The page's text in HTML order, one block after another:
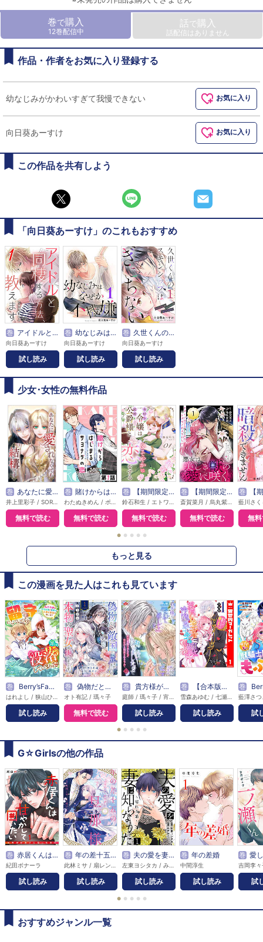
巻で購入
12巻配信中
話で購入
話配信はありません
作品・作者をお気に入り登録する
幼なじみがかわいすぎて我慢できない お気に入り
向日葵あーすけ お気に入り
この作品を共有しよう
「向日葵あーすけ」のこれもおすすめ
巻 アイドルと同棲する方法、教えます
向日葵あーすけ
試し読み
巻 幼なじみはなぜか不機嫌
向日葵あーすけ
試し読み
巻 久世くんのスキンシップはぎこちない
向日葵あーすけ
試し読み
少女･女性の無料作品
巻 あなたに愛されなくても結構です【タテヨミ】
無料で読む
巻 賭けからはじまるサヨナラの恋【単話版】
無料で読む
巻 【期間限定無料】本好き令嬢は敏腕公爵様とひそやかに恋をする
無料で読む
巻 【期間限定無料】悪女は美しき獣の愛に咲く（単話版）
無料で読む
巻 【期間限定無料
無
● ● ● ● ●
もっと見る
この漫画を見た人はこれも見ています
巻 Berry’sFantasyちょっと留守にしていたら家が没落していました 転生令嬢は前世知識と聖魔法で大事な家族を救います
試し読み
巻 偽物だと敵国に追放されましたが、どうやら本物の聖女は私のようです。
オト有記 / 瑪々子
無料で読む
巻 貴方様が「忘れてほしい」とおっしゃいましたので～婚約破棄された私が、従者から溺愛されるなんて～【合本版】
試し読み
巻 【合本版】雲隠れ王女は冷酷皇太子の腕の中～あなたに溺愛されても困ります！
試し読み
巻 Berry’sFantasy
試
● ● ● ● ●
G☆Girlsの他の作品
巻 赤居くんは甘やかして囲いたい～ヒモがピカソになったので～
紀田ボナーラ
試し読み
巻 年の差十五の旦那様～辺境伯の花嫁候補～【単行本版】
試し読み
巻 夫の愛を妻は知らなかった～零れる焔～
試し読み
巻 年の差婚
中間淳生
試し読み
巻 愛した
吉岡李々
試
● ● ● ● ●
おすすめジャンル一覧